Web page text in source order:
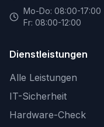
Mo-Do: 08:00-17:00
Fr: 08:00-12:00
Dienstleistungen
Alle Leistungen
IT-Sicherheit
Hardware-Check